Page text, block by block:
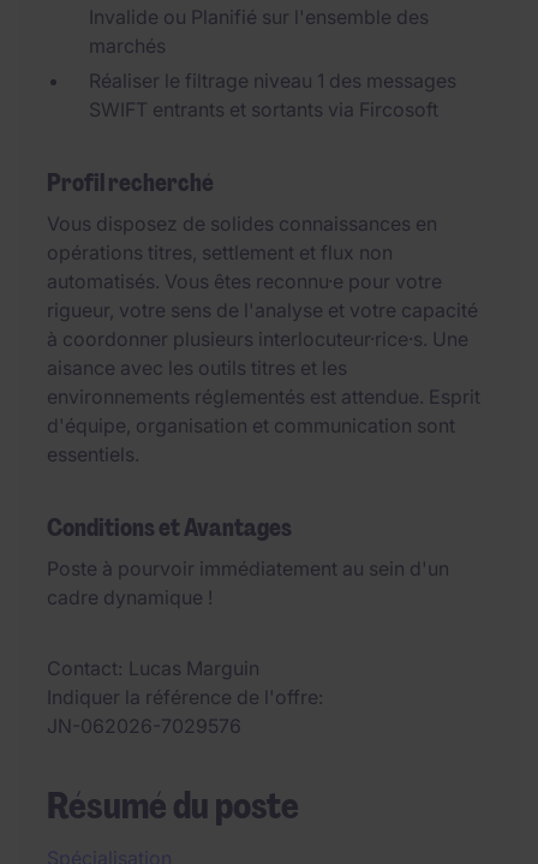
Invalide ou Planifié sur l'ensemble des
marchés
Réaliser le filtrage niveau 1 des messages
SWIFT entrants et sortants via Fircosoft
Profil recherché
Vous disposez de solides connaissances en
opérations titres, settlement et flux non
automatisés. Vous êtes reconnu·e pour votre
rigueur, votre sens de l'analyse et votre capacité
à coordonner plusieurs interlocuteur·rice·s. Une
aisance avec les outils titres et les
environnements réglementés est attendue. Esprit
d'équipe, organisation et communication sont
essentiels.
Conditions et Avantages
Poste à pourvoir immédiatement au sein d'un
cadre dynamique !
Contact Lucas Marguin
Indiquer la référence de l'offre
JN-062026-7029576
Résumé du poste